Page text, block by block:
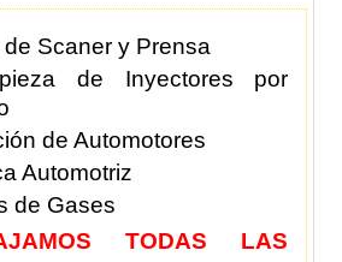
de Scaner y Prensa
de Inyectores por
de Automotores
Automotriz
de Gases
TODAS LAS